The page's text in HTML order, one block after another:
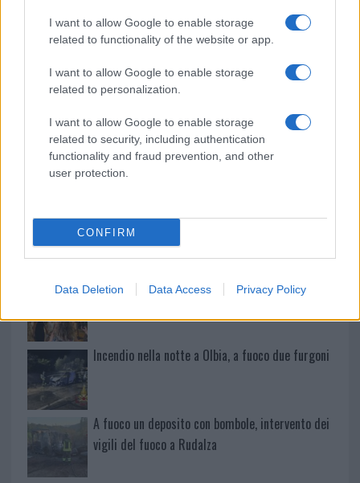
I want to allow Google to enable storage
related to functionality of the website or app.
I want to allow Google to enable storage
related to personalization.
I want to allow Google to enable storage
related to security, including authentication
functionality and fraud prevention, and other
user protection.
CONFIRM
Data Deletion Data Access Privacy Policy
Sangue, musica e solidarietà con Avis Olbia al
Delta Center
Meteo Olbia 9 agosto, temperature in calo
Salmo finisce in ospedale a Catania, ma il tour
va avanti: “Sicilia, ci sono”
Jovanotti, Gabry Ponte e Alfa: Olbia ombelico del
mondo per una notte
Giorgia Meloni a La Maddalena, la vicesindaco:
Incendio nella notte a Olbia, a fuoco due furgoni
A fuoco un deposito con bombole, intervento dei
vigili del fuoco a Rudalza